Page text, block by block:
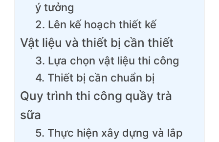
ý tưởng
2. Lên kế hoạch thiết kế
Vật liệu và thiết bị cần thiết
3. Lựa chọn vật liệu thi công
4. Thiết bị cần chuẩn bị
Quy trình thi công quầy trà
sữa
5. Thực hiện xây dựng và lắp